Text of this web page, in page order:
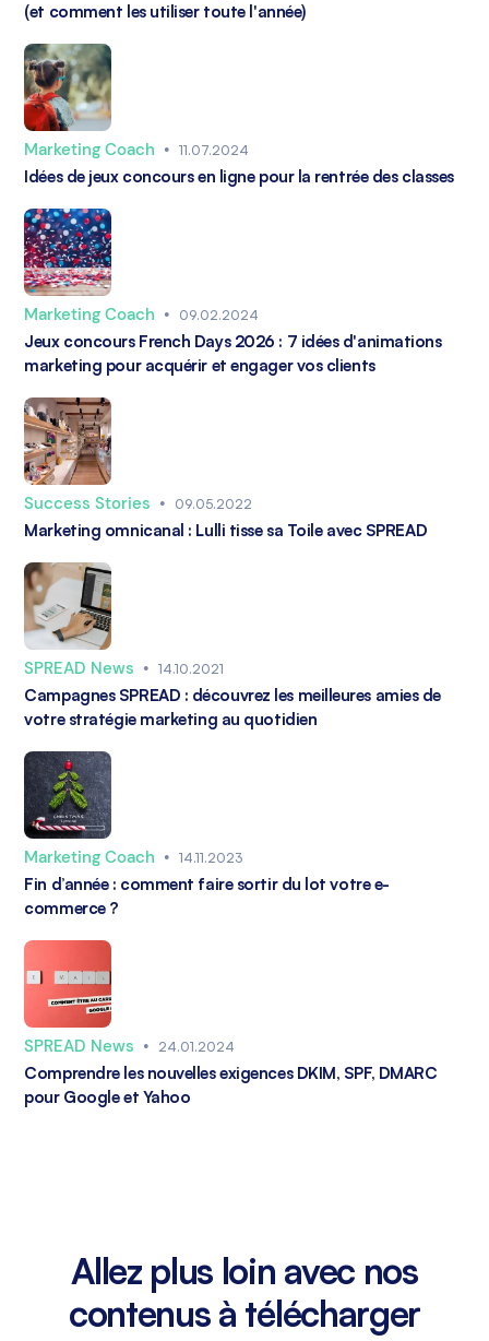
(et comment les utiliser toute l'année)
Marketing Coach • 11.07.2024
Idées de jeux concours en ligne pour la rentrée des classes
Marketing Coach • 09.02.2024
Jeux concours French Days 2026 : 7 idées d'animations
marketing pour acquérir et engager vos clients
Success Stories • 09.05.2022
Marketing omnicanal : Lulli tisse sa Toile avec SPREAD
SPREAD News • 14.10.2021
Campagnes SPREAD : découvrez les meilleures amies de
votre stratégie marketing au quotidien
Marketing Coach • 14.11.2023
Fin d’année : comment faire sortir du lot votre e-
commerce ?
SPREAD News • 24.01.2024
Comprendre les nouvelles exigences DKIM, SPF, DMARC
pour Google et Yahoo
Allez plus loin avec nos
contenus à télécharger